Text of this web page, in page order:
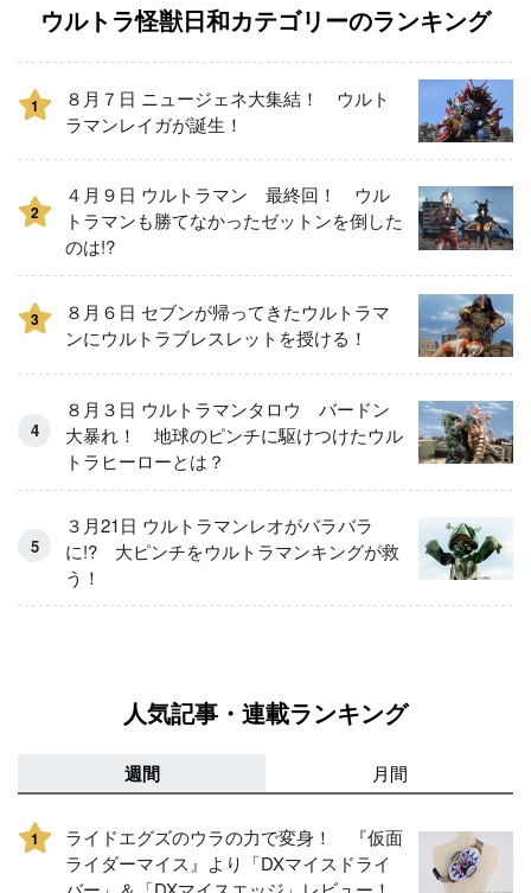
ウルトラ怪獣日和カテゴリーのランキング
1
８月７日 ニュージェネ大集結！ ウルト
ラマンレイガが誕生！
2
４月９日 ウルトラマン 最終回！ ウル
トラマンも勝てなかったゼットンを倒した
のは!?
3
８月６日 セブンが帰ってきたウルトラマ
ンにウルトラブレスレットを授ける！
８月３日 ウルトラマンタロウ バードン
大暴れ！ 地球のピンチに駆けつけたウル
トラヒーローとは？
３月21日 ウルトラマンレオがバラバラ
に!? 大ピンチをウルトラマンキングが救
う！
人気記事・連載ランキング
週間 月間
1
ライドエグズのウラの力で変身！ 『仮面
ライダーマイス』より「DXマイスドライ